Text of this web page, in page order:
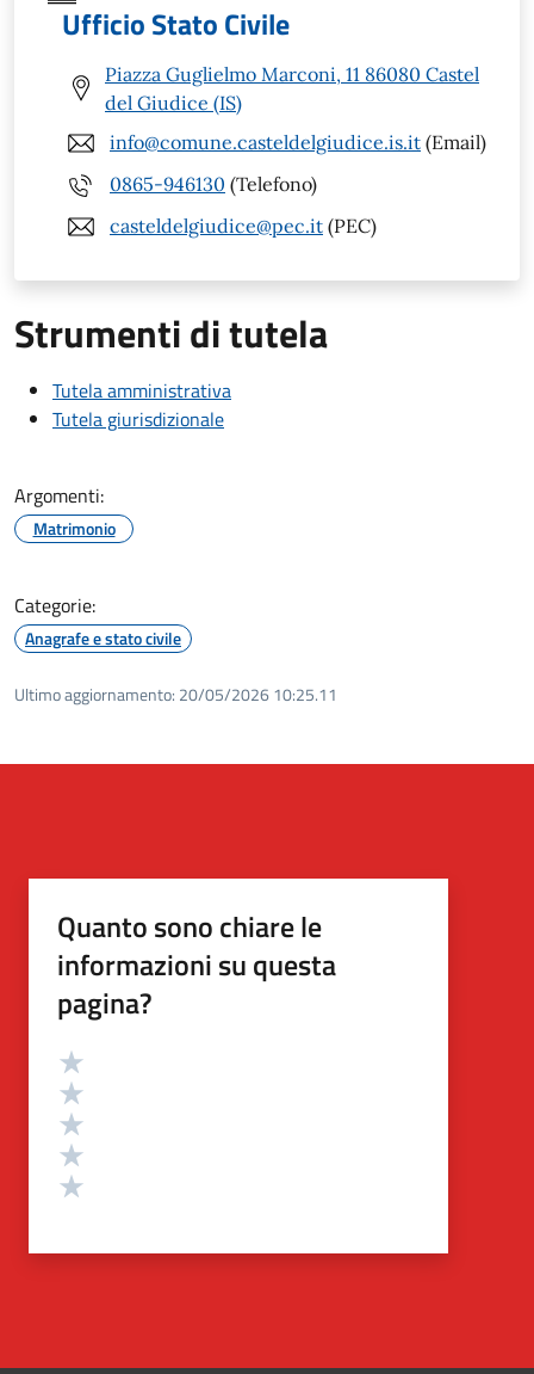
Ufficio Stato Civile
Piazza Guglielmo Marconi, 11 86080 Castel
del Giudice (IS)
info@comune.casteldelgiudice.is.it (Email)
0865-946130 (Telefono)
casteldelgiudice@pec.it (PEC)
Strumenti di tutela
Tutela amministrativa
Tutela giurisdizionale
Argomenti:
Matrimonio
Categorie:
Anagrafe e stato civile
Ultimo aggiornamento: 20/05/2026 10:25.11
Quanto sono chiare le
informazioni su questa
pagina?
Valutazione